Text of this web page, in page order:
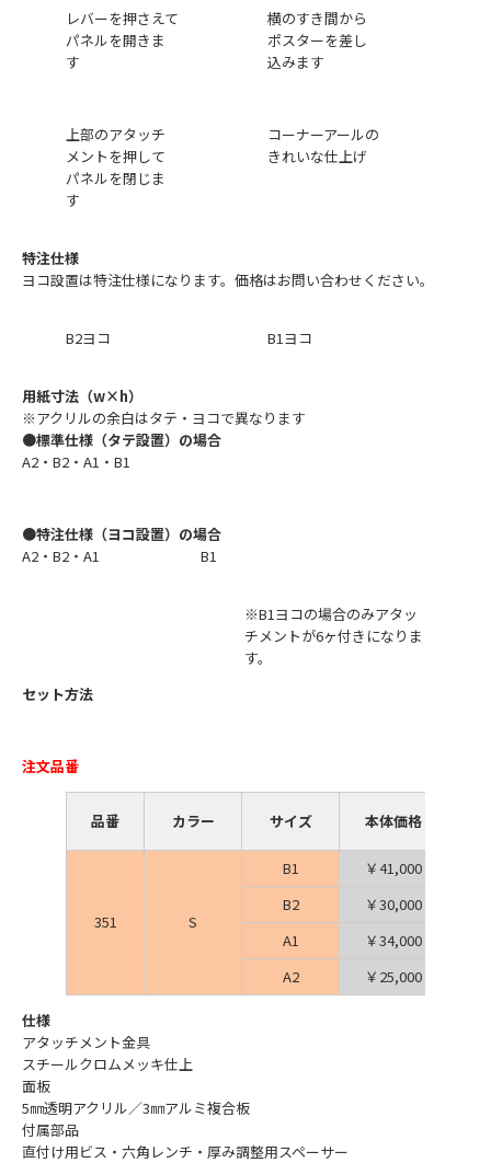
レバーを押さえて
パネルを開きま
す
横のすき間から
ポスターを差し
込みます
上部のアタッチ
メントを押して
パネルを閉じま
す
コーナーアールの
きれいな仕上げ
特注仕様
ヨコ設置は特注仕様になります。価格はお問い合わせください。
B2ヨコ B1ヨコ
用紙寸法（w×h）
※アクリルの余白はタテ・ヨコで異なります
●標準仕様（タテ設置）の場合
A2・B2・A1・B1
●特注仕様（ヨコ設置）の場合
A2・B2・A1
B1
※B1ヨコの場合のみアタッ
チメントが6ヶ付きになりま
す。
セット方法
注文品番
品番 カラー サイズ 本体価格（税込価
351 S
B1
￥41,000（￥
B2
￥30,000（￥
A1
￥34,000（￥
A2
￥25,000（￥
仕様
アタッチメント金具
スチールクロムメッキ仕上
面板
5㎜透明アクリル／3㎜アルミ複合板
付属部品
直付け用ビス・六角レンチ・厚み調整用スペーサー